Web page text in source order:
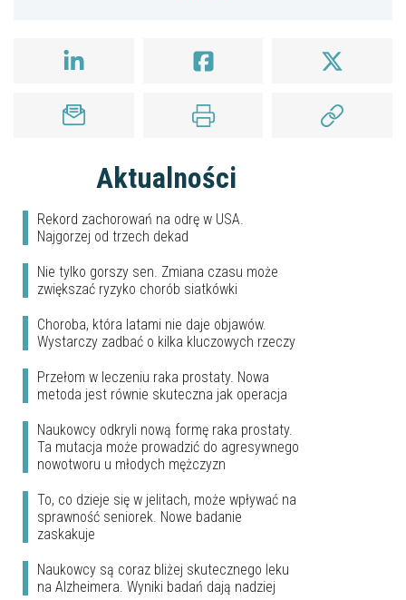
Aktualności
Rekord zachorowań na odrę w USA.
Najgorzej od trzech dekad
Nie tylko gorszy sen. Zmiana czasu może
zwiększać ryzyko chorób siatkówki
Choroba, która latami nie daje objawów.
Wystarczy zadbać o kilka kluczowych rzeczy
Przełom w leczeniu raka prostaty. Nowa
metoda jest równie skuteczna jak operacja
Naukowcy odkryli nową formę raka prostaty.
Ta mutacja może prowadzić do agresywnego
nowotworu u młodych mężczyzn
To, co dzieje się w jelitach, może wpływać na
sprawność seniorek. Nowe badanie
zaskakuje
Naukowcy są coraz bliżej skutecznego leku
na Alzheimera. Wyniki badań dają nadziej